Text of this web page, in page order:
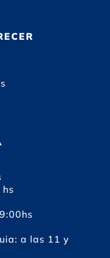
a las 11 y